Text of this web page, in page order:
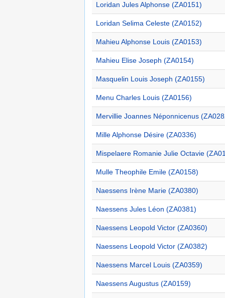
Loridan Jules Alphonse (ZA0151)
Loridan Selima Celeste (ZA0152)
Mahieu Alphonse Louis (ZA0153)
Mahieu Elise Joseph (ZA0154)
Masquelin Louis Joseph (ZA0155)
Menu Charles Louis (ZA0156)
Mervillie Joannes Néponnicenus
Mille Alphonse Désire (ZA0336)
Mispelaere Romanie Julie Octavie
Mulle Theophile Emile (ZA0158)
Naessens Irène Marie (ZA0380)
Naessens Jules Léon (ZA0381)
Naessens Leopold Victor (ZA0360)
Naessens Leopold Victor (ZA0382)
Naessens Marcel Louis (ZA0359)
Naessens Augustus (ZA0159)